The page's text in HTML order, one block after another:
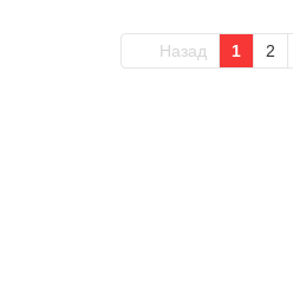
Назад 1 2